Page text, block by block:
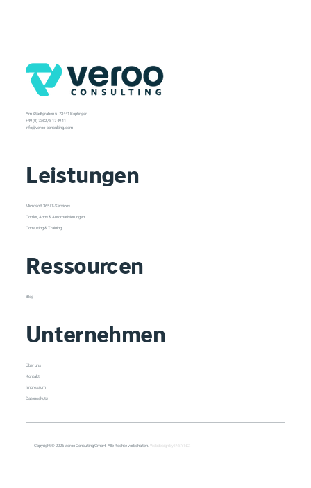
Copyright © 2026 Veroo Consulting GmbH. Alle Rechte vorbehalten. Webdesign by INSYNC.
Leistungen
Microsoft 365 IT-Services
Copilot, Apps & Automatisierungen
Consulting & Training
Unternehmen
Über uns
Kontakt
Impressum
Datenschutz
Ressourcen
Blog
Am Stadtgraben 6 | 73441 Bopfingen
+49 (0) 7362 / 8 17 49 11
info@veroo-consulting.com